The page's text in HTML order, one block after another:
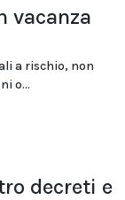
vacanza
a rischio, non
o...
decreti e